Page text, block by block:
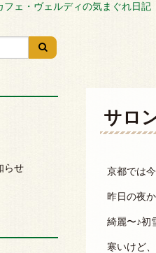
フェ・ヴェルディの気まぐれ日記
サロ
京都では
昨日の夜
綺麗〜♪初
寒いけど
らせ